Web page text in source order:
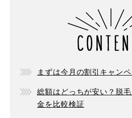
まずは今月の割引キャン
総額はどっちが安い？脱
金を比較検証